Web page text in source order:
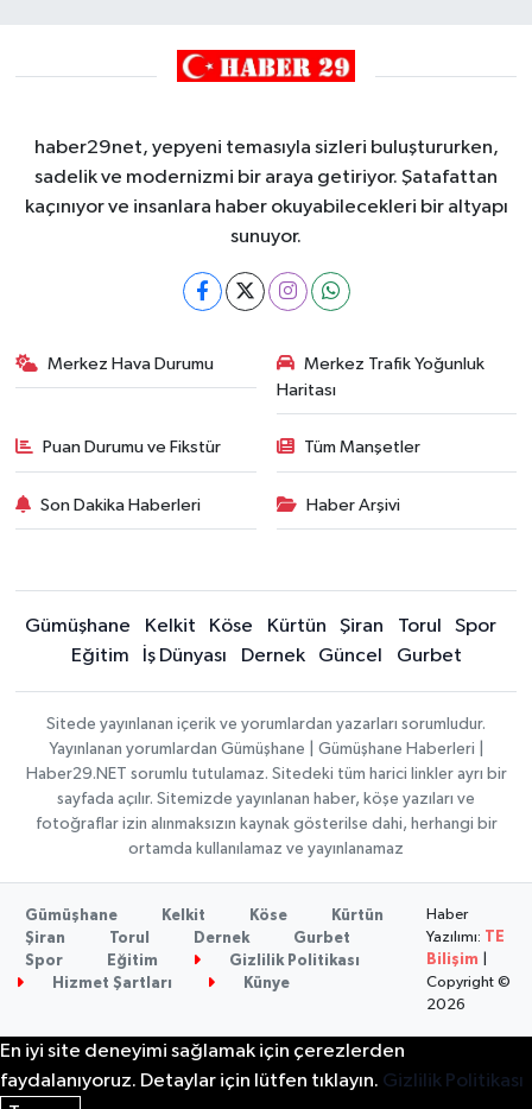
haber29net, yepyeni temasıyla sizleri buluştururken,
sadelik ve modernizmi bir araya getiriyor. Şatafattan
kaçınıyor ve insanlara haber okuyabilecekleri bir altyapı
sunuyor.
Merkez Hava Durumu
Merkez Trafik Yoğunluk
Haritası
Puan Durumu ve Fikstür Tüm Manşetler
Son Dakika Haberleri Haber Arşivi
Gümüşhane Kelkit Köse Kürtün Şiran Torul
Spor
Eğitim
İş Dünyası Dernek Güncel Gurbet
Sitede yayınlanan içerik ve yorumlardan yazarları sorumludur.
Yayınlanan yorumlardan Gümüşhane | Gümüşhane Haberleri |
Haber29.NET sorumlu tutulamaz. Sitedeki tüm harici linkler ayrı bir
sayfada açılır. Sitemizde yayınlanan haber, köşe yazıları ve
fotoğraflar izin alınmaksızın kaynak gösterilse dahi, herhangi bir
ortamda kullanılamaz ve yayınlanamaz
Gümüşhane Kelkit Köse
Kürtün
Şiran
Torul Dernek
Gurbet
Spor
Eğitim
Gizlilik Politikası
Hizmet Şartları
Künye
Haber
Yazılımı: TE
Bilişim
Copyright ©
2026
En iyi site deneyimi sağlamak için çerezlerden
faydalanıyoruz. Detaylar için lütfen tıklayın. Gizlilik Politikası